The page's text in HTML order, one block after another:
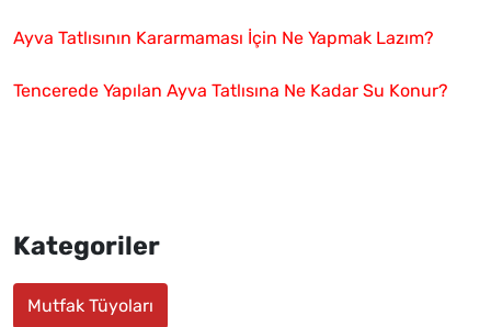
Ayva Tatlısının Kararmaması İçin Ne Yapmak Lazım?
Tencerede Yapılan Ayva Tatlısına Ne Kadar Su Konur?
Kategoriler
Mutfak Tüyoları